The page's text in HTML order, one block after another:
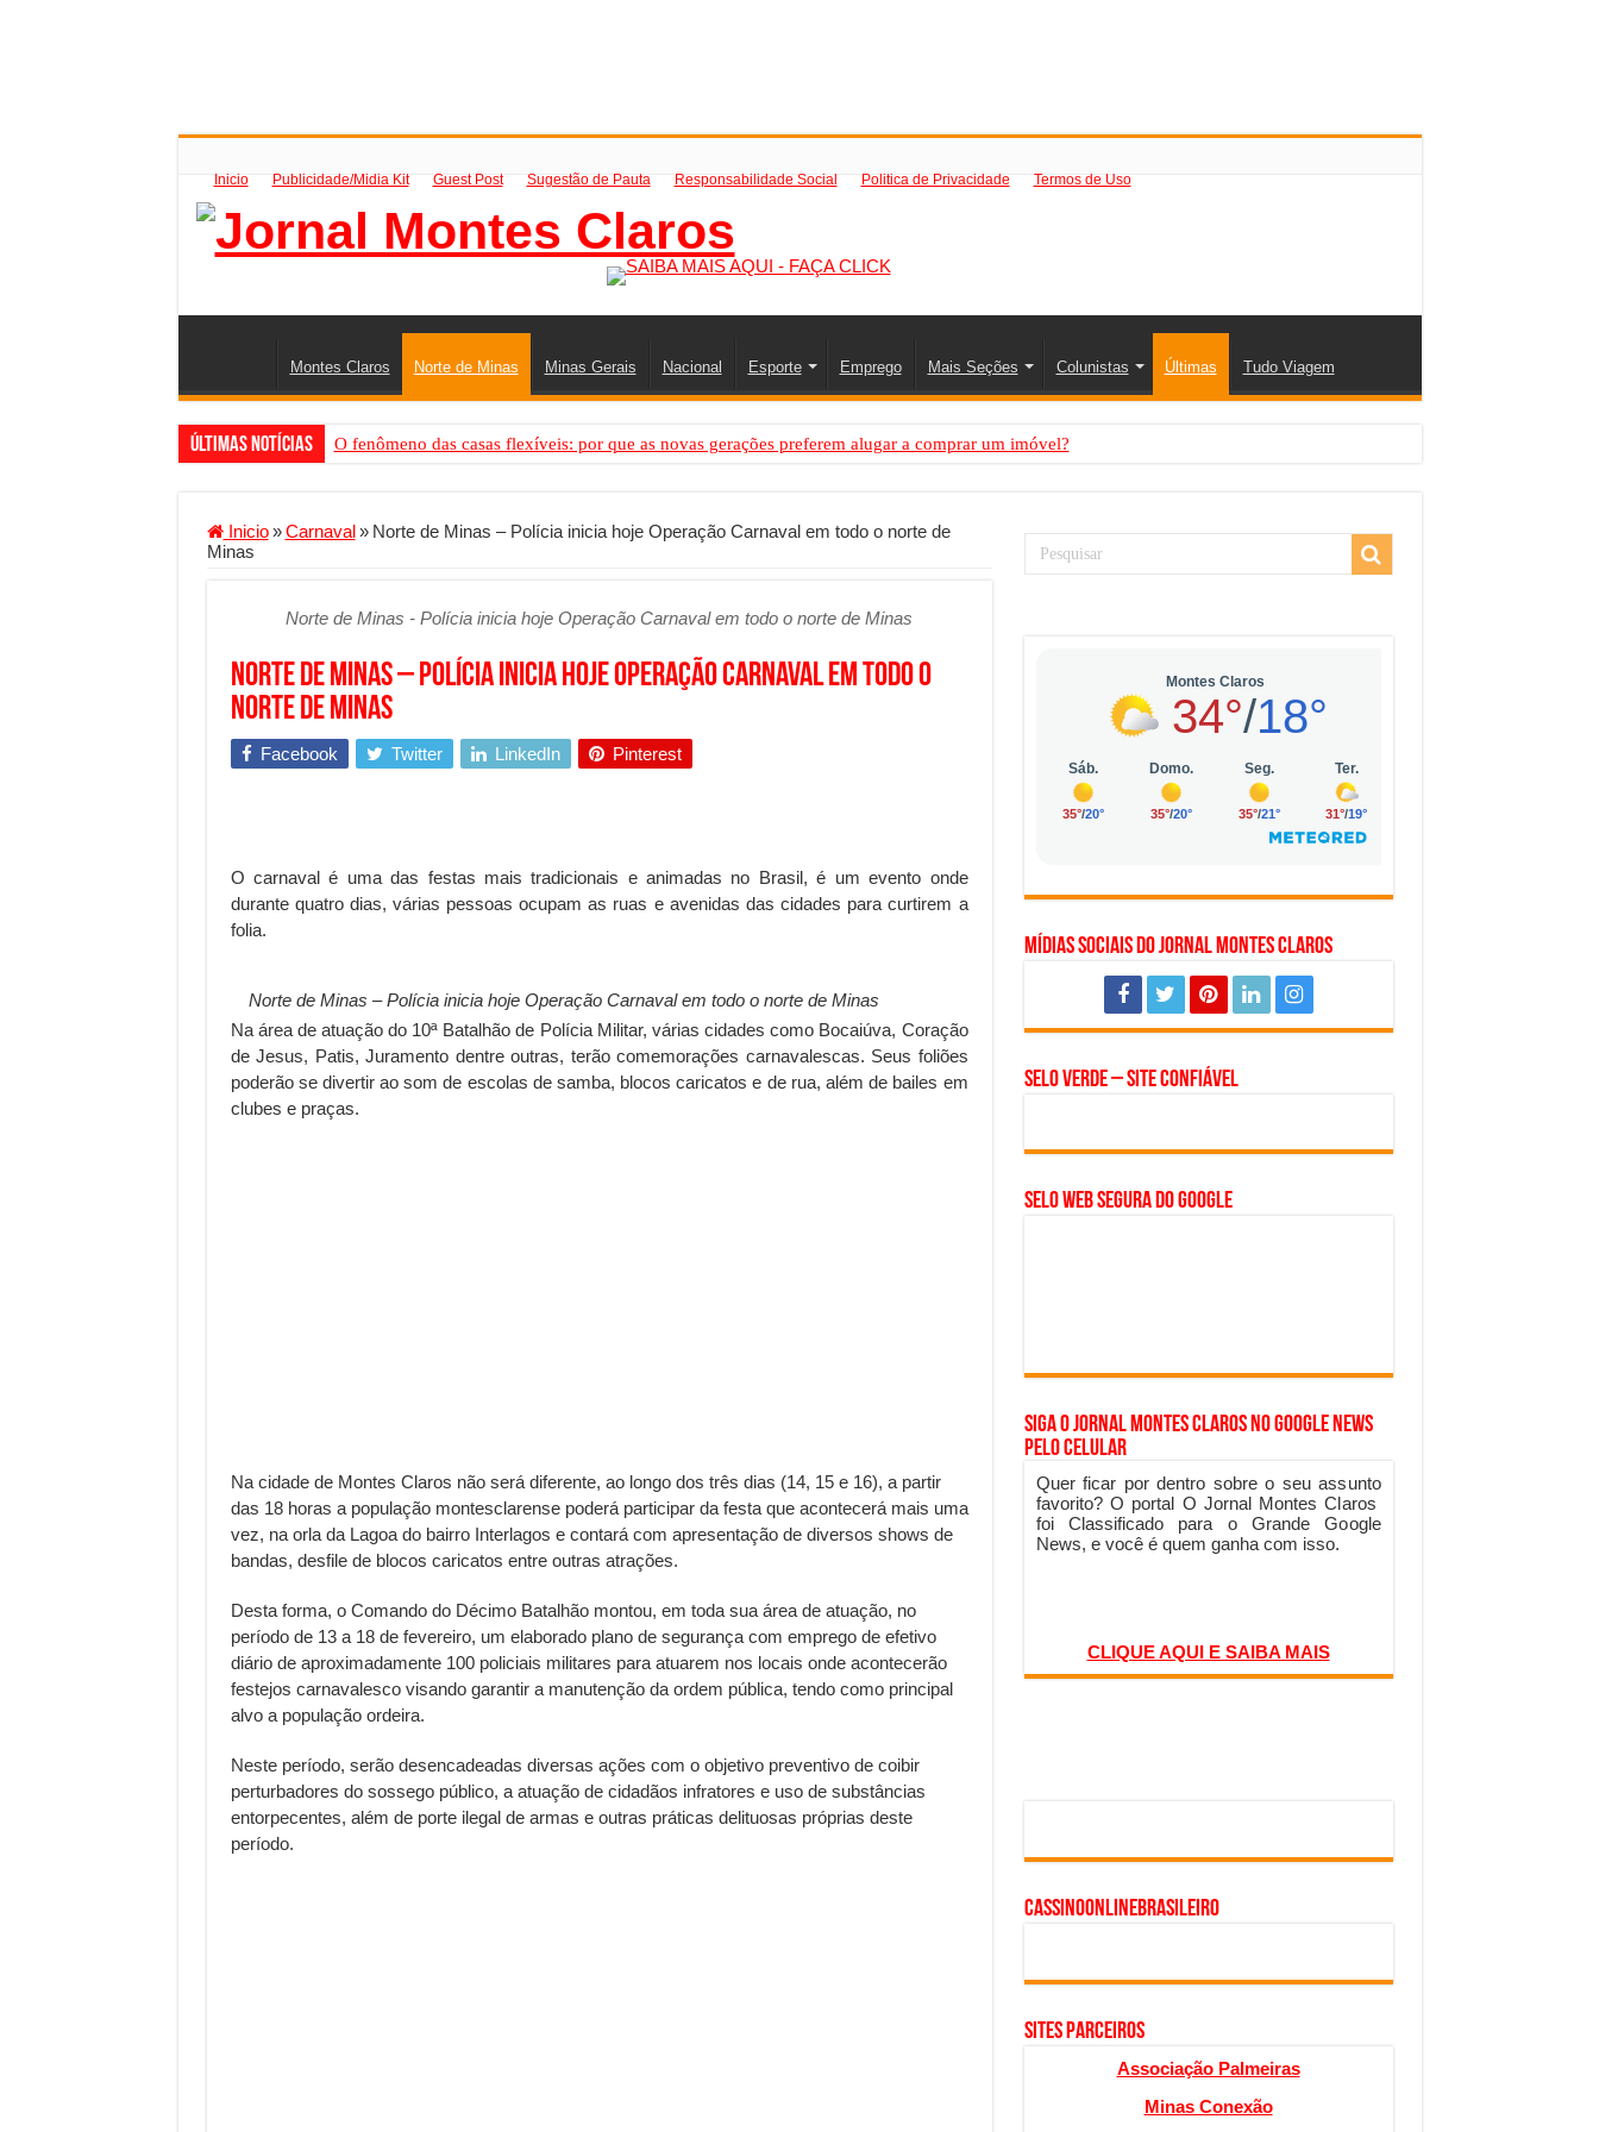
Inicio Publicidade/Midia Kit Guest Post Sugestão de Pauta Responsabilidade Social Politica de Privacidade Termos de Uso
Montes Claros Norte de Minas Minas Gerais Nacional Esporte Emprego Mais Seções Colunistas Últimas Tudo Viagem
Últimas Notícias O fenômeno das casas flexíveis: por que as novas gerações preferem alugar a comprar um imóvel?
Conheça a melhor empresa de transfer passeios e traslados em Porto Seguro, Bahia
PF e Emissoras Apertam o Cerco Contra Streamings Piratas: Entenda o Bloqueio e o Que Muda
De economista a referência nacional: como Jaque Rosa ensina tarólogas a faturarem mais de R$ 10 mil no digital
Marcenaria sob medida: quando vale mais a pena investir em móveis personalizados?
Investimento em energia limpa chega para brasileiros: ZCT traz oportunidades de lucro seguro com solar, eólica e hidrogênio verde
Serralheria de Alumínio vs. Ferro: guia completo para escolher o portão ideal para seu imóvel
O Crescimento da Influência de Especialistas Independentes
Inicio » Carnaval » Norte de Minas – Polícia inicia hoje Operação Carnaval em todo o norte de
Minas
Norte de Minas - Polícia inicia hoje Operação Carnaval em todo o norte de Minas
Norte de Minas – Polícia inicia hoje Operação Carnaval em todo o
norte de Minas
Facebook Twitter LinkedIn Pinterest
O carnaval é uma das festas mais tradicionais e animadas no Brasil, é um evento onde
durante quatro dias, várias pessoas ocupam as ruas e avenidas das cidades para curtirem a
folia.
Norte de Minas – Polícia inicia hoje Operação Carnaval em todo o norte de Minas
Na área de atuação do 10ª Batalhão de Polícia Militar, várias cidades como Bocaiúva, Coração
de Jesus, Patis, Juramento dentre outras, terão comemorações carnavalescas. Seus foliões
poderão se divertir ao som de escolas de samba, blocos caricatos e de rua, além de bailes em
clubes e praças.
Na cidade de Montes Claros não será diferente, ao longo dos três dias (14, 15 e 16), a partir
das 18 horas a população montesclarense poderá participar da festa que acontecerá mais uma
vez, na orla da Lagoa do bairro Interlagos e contará com apresentação de diversos shows de
bandas, desfile de blocos caricatos entre outras atrações.
Desta forma, o Comando do Décimo Batalhão montou, em toda sua área de atuação, no
período de 13 a 18 de fevereiro, um elaborado plano de segurança com emprego de efetivo
diário de aproximadamente 100 policiais militares para atuarem nos locais onde acontecerão
festejos carnavalesco visando garantir a manutenção da ordem pública, tendo como principal
alvo a população ordeira.
Neste período, serão desencadeadas diversas ações com o objetivo preventivo de coibir
perturbadores do sossego público, a atuação de cidadãos infratores e uso de substâncias
entorpecentes, além de porte ilegal de armas e outras práticas delituosas próprias deste
período.
Mídias Sociais do Jornal Montes Claros
Selo Verde – Site Confiável
SELO WEB SEGURA do GOOGLE
Siga o Jornal Montes Claros no Google News
pelo Celular
Quer ficar por dentro sobre o seu assunto
favorito? O portal O Jornal Montes Claros
foi Classificado para o Grande Google
News, e você é quem ganha com isso.
CLIQUE AQUI E SAIBA MAIS
cassinoonlinebrasileiro
SITES PARCEIROS
Associação Palmeiras
Minas Conexão